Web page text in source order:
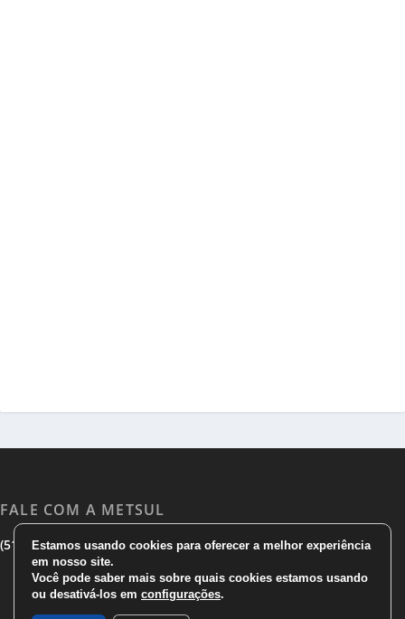
FALE COM A METSUL
(51) 3533 1983|(51)3785 7752|comercial@metsul.com
Estamos usando cookies para oferecer a melhor experiência
em nosso site.
Você pode saber mais sobre quais cookies estamos usando
ou desativá-los em configurações.